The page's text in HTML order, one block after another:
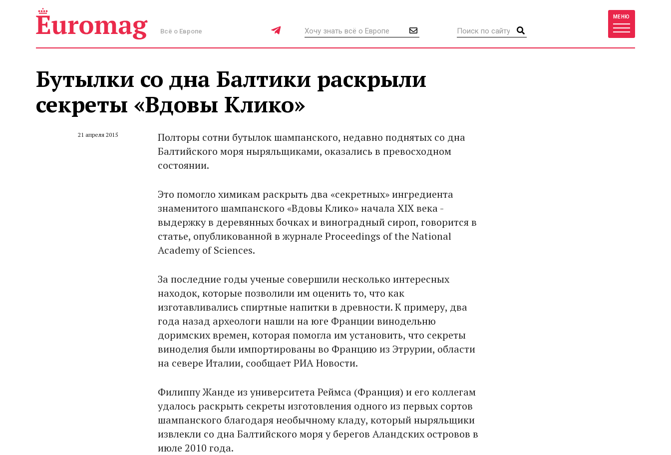
Всё о Европе
МЕНЮ
Бутылки со дна Балтики раскрыли
секреты «Вдовы Клико»
21 апреля 2015
Полторы сотни бутылок шампанского, недавно поднятых со дна
Балтийского моря ныряльщиками, оказались в превосходном
состоянии.
Это помогло химикам раскрыть два «секретных» ингредиента
знаменитого шампанского «Вдовы Клико» начала XIX века -
выдержку в деревянных бочках и виноградный сироп, говорится в
статье, опубликованной в журнале Proceedings of the National
Academy of Sciences.
За последние годы ученые совершили несколько интересных
находок, которые позволили им оценить то, что как
изготавливались спиртные напитки в древности. К примеру, два
года назад археологи нашли на юге Франции винодельню
доримских времен, которая помогла им установить, что секреты
виноделия были импортированы во Францию из Этрурии, области
на севере Италии, сообщает РИА Новости.
Филиппу Жанде из университета Реймса (Франция) и его коллегам
удалось раскрыть секреты изготовления одного из первых сортов
шампанского благодаря необычному кладу, который ныряльщики
извлекли со дна Балтийского моря у берегов Аландских островов в
июле 2010 года.